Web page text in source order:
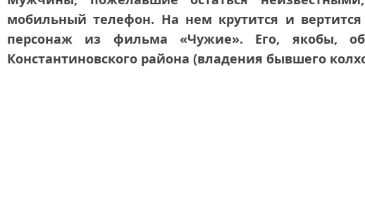
мобильный телефон. На нем крутится и
персонаж из фильма «Чужие». Его, якобы,
Константиновского района (владения бывшего